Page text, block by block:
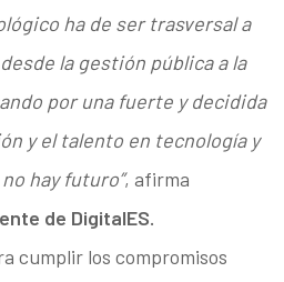
ha de ser trasversal a
la gestión pública a la
por una fuerte y decidida
y el talento en tecnología y
hay futuro”, afirma
de DigitalES.
cumplir los compromisos